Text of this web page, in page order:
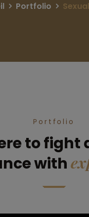
Portfolio
Portfolio
to
with